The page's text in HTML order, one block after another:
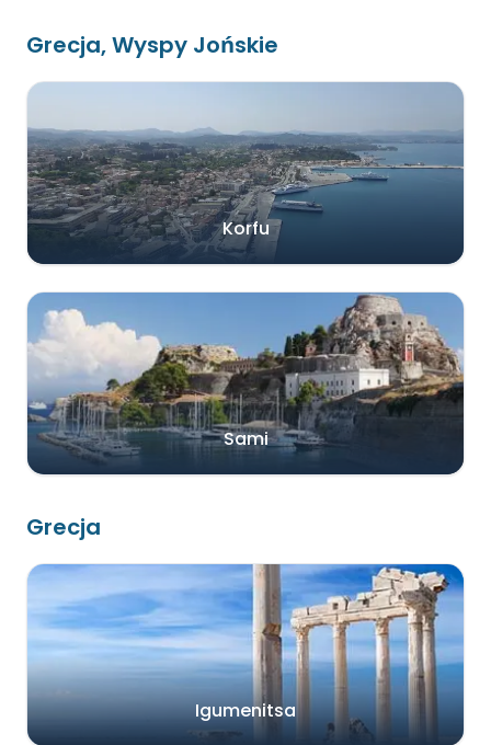
Grecja, Wyspy Jońskie
Korfu
Sami
Grecja
Igumenitsa